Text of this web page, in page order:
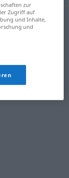
zur
Zugriff auf
und Inhalte,
und